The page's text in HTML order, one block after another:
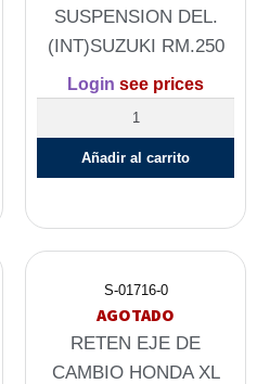
SUSPENSION DEL.
(INT)SUZUKI RM.250
Login see prices
Añadir al carrito
S-01716-0
AGOTADO
RETEN EJE DE
CAMBIO HONDA XL